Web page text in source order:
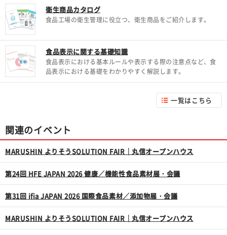
衛生商品カタログ
食品工場の衛生管理に役立つ、衛生商品をご紹介します。
食品表示に関する基礎知識
食品表示における基本ルールや表示する際の注意点など、食
品表示における基礎をわかりやすく解説します。
一覧はこちら
関連のイベント
MARUSHIN よりそうSOLUTION FAIR｜丸信オープンハウス
第24回 HFE JAPAN 2026 健康／機能性食品素材展・会議
第31回 ifia JAPAN 2026 国際食品素材／添加物展・会議
MARUSHIN よりそうSOLUTION FAIR｜丸信オープンハウス